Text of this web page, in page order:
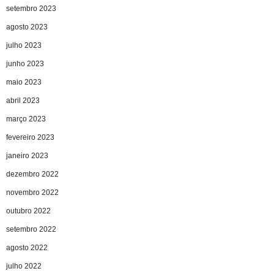
setembro 2023
agosto 2023
julho 2023
junho 2023
maio 2023
abril 2023
março 2023
fevereiro 2023
janeiro 2023
dezembro 2022
novembro 2022
outubro 2022
setembro 2022
agosto 2022
julho 2022